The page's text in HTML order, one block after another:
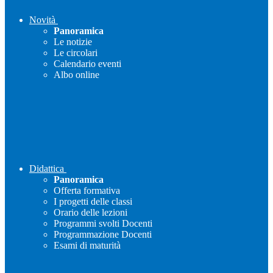
Novità
Panoramica
Le notizie
Le circolari
Calendario eventi
Albo online
Didattica
Panoramica
Offerta formativa
I progetti delle classi
Orario delle lezioni
Programmi svolti Docenti
Programmazione Docenti
Esami di maturità